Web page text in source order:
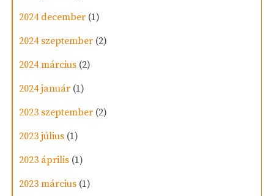
2024 december (1)
2024 szeptember (2)
2024 március (2)
2024 január (1)
2023 szeptember (2)
2023 július (1)
2023 április (1)
2023 március (1)